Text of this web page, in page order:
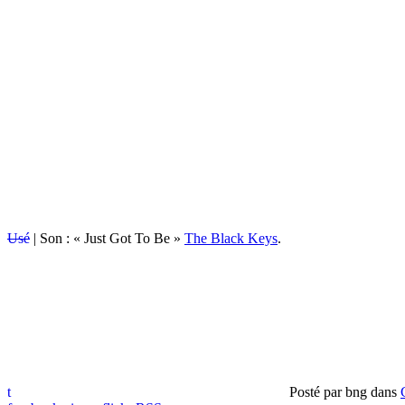
Usé | Son : « Just Got To Be » The Black Keys.
t Posté parbng dans